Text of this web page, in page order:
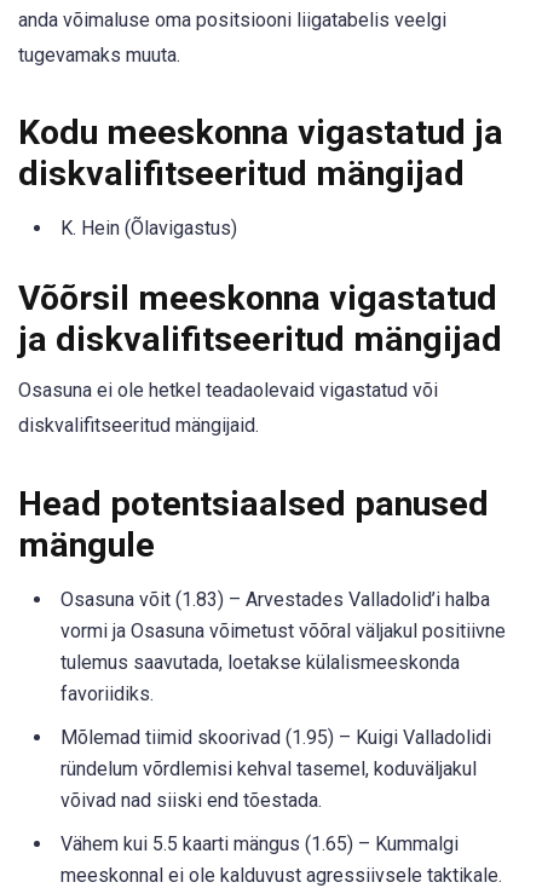
anda võimaluse oma positsiooni liigatabelis veelgi
tugevamaks muuta.
Kodu meeskonna vigastatud ja
diskvalifitseeritud mängijad
K. Hein (Õlavigastus)
Võõrsil meeskonna vigastatud
ja diskvalifitseeritud mängijad
Osasuna ei ole hetkel teadaolevaid vigastatud või
diskvalifitseeritud mängijaid.
Head potentsiaalsed panused
mängule
Osasuna võit (1.83) – Arvestades Valladolid’i halba
vormi ja Osasuna võimetust võõral väljakul positiivne
tulemus saavutada, loetakse külalismeeskonda
favoriidiks.
Mõlemad tiimid skoorivad (1.95) – Kuigi Valladolidi
ründelum võrdlemisi kehval tasemel, koduväljakul
võivad nad siiski end tõestada.
Vähem kui 5.5 kaarti mängus (1.65) – Kummalgi
meeskonnal ei ole kalduvust agressiivsele taktikale.